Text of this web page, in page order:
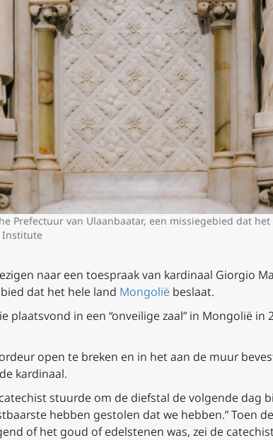
Prefectuur van Ulaanbaatar, een missiegebied dat
Institute
naar een toespraak van kardinaal Giorgio
dat het hele land Mongolië beslaat.
plaatsvond in een “onveilige zaal” in Mongolië in
open te breken en in het aan de muur
kardinaal.
stuurde om de diefstal de volgende dag
hebben gestolen dat we hebben.” Toen
of het goud of edelstenen was, zei de